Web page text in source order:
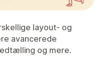
layout- og
avancerede
og mere.